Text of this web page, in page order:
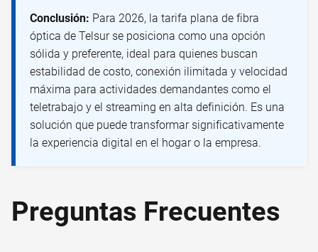
Conclusión: Para 2026, la tarifa plana de fibra
óptica de Telsur se posiciona como una opción
sólida y preferente, ideal para quienes buscan
estabilidad de costo, conexión ilimitada y velocidad
máxima para actividades demandantes como el
teletrabajo y el streaming en alta definición. Es una
solución que puede transformar significativamente
la experiencia digital en el hogar o la empresa.
Preguntas Frecuentes